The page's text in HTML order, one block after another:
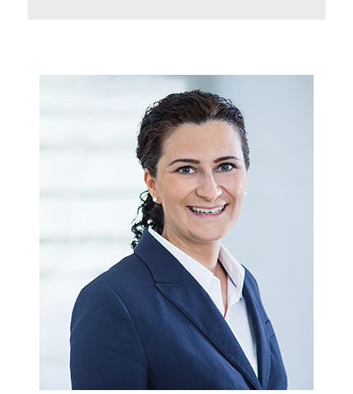
Bei Violeta Lüttig laufen viele organisatorische
Fäden zusammen: Das Gremienmanagement,
die Büroorganisation und die
Mitgliederverwaltung zählen zu ihren Aufgaben.
Darüber hinaus ist sie Teil des Buchhaltungs-